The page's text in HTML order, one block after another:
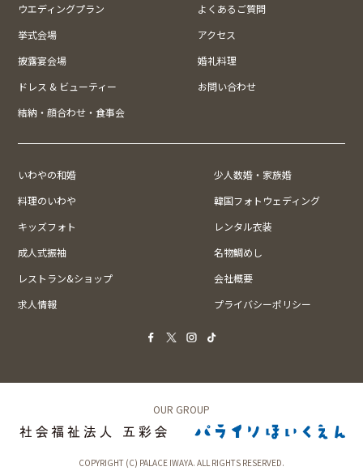
ウエディングプラン
よくあるご質問
挙式会場
アクセス
披露宴会場
婚礼料理
ドレス & ビューティー
お問い合わせ
結納・顔合わせ・食事会
いわやの和婚
少人数婚・家族婚
料理のいわや
韓国フォトウェディング
キッズフォト
レンタル衣装
成人式振袖
名物鯛めし
レストラン&ショップ
会社概要
求人情報
プライバシーポリシー
OUR GROUP
COPYRIGHT (C) PALACE IWAYA. ALL RIGHTS RESERVED.